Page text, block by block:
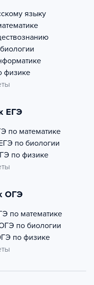
языку
физике
ЕГЭ
по математике
по биологии
по физике
ОГЭ
по математике
по биологии
по физике